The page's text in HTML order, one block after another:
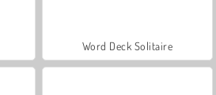
Word Deck Solitaire